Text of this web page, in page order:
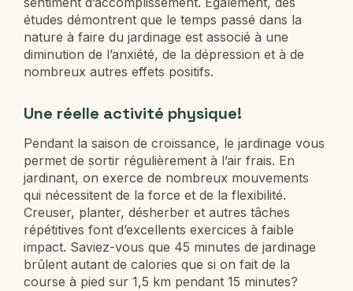
études démontrent que le temps passé dans la
nature à faire du jardinage est associé à une
diminution de l’anxiété, de la dépression et à de
nombreux autres effets positifs.
Une réelle activité physique!
Pendant la saison de croissance, le jardinage vous
permet de sortir régulièrement à l’air frais. En
jardinant, on exerce de nombreux mouvements
qui nécessitent de la force et de la flexibilité.
Creuser, planter, désherber et autres tâches
répétitives font d’excellents exercices à faible
impact. Saviez-vous que 45 minutes de jardinage
brûlent autant de calories que si on fait de la
course à pied sur 1,5 km pendant 15 minutes?